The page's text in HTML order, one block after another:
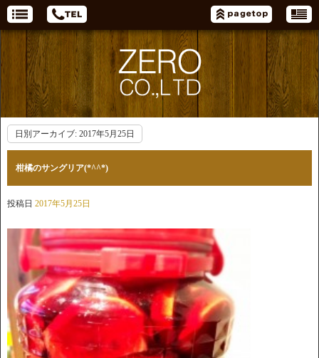
日別アーカイブ: 2017年5月25日
柑橘のサングリア(*^^*)
投稿日 2017年5月25日